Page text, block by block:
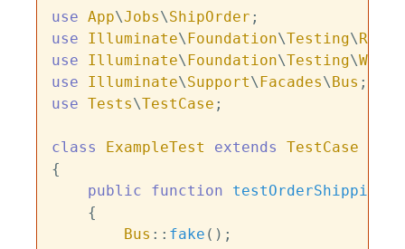
use App\Jobs\ShipOrder
use
Illuminate\Foundation\Testing\
use
Illuminate\Foundation\Testing\
use
Illuminate\Support\Facades\Bus
use Tests\TestCase ;
class ExampleTest extends
TestCase
{
public
function testOrderShipping
{
Bus :: fake ();